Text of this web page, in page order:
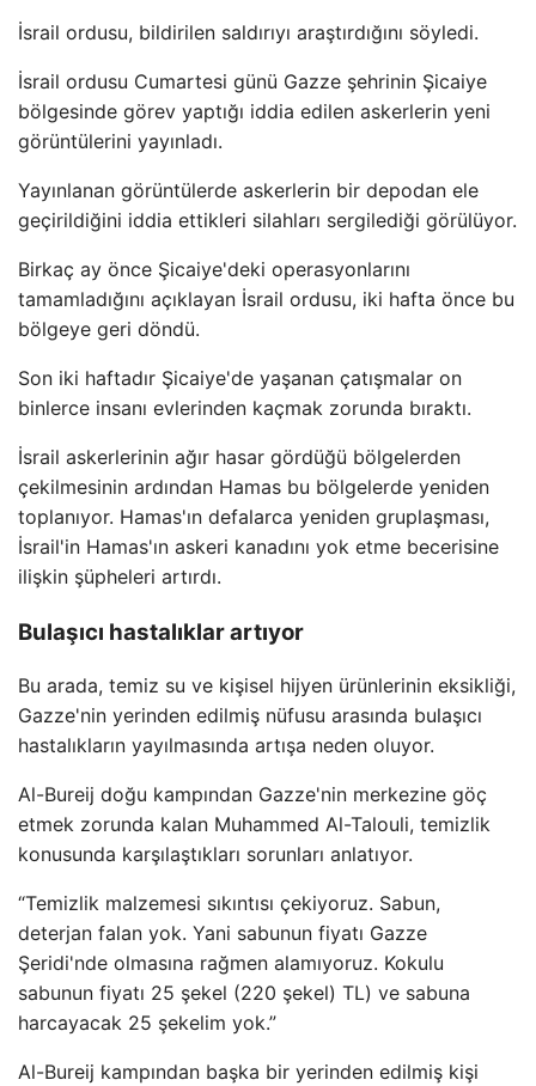
İsrail ordusu, bildirilen saldırıyı araştırdığını söyledi.
İsrail ordusu Cumartesi günü Gazze şehrinin Şicaiye
bölgesinde görev yaptığı iddia edilen askerlerin yeni
görüntülerini yayınladı.
Yayınlanan görüntülerde askerlerin bir depodan ele
geçirildiğini iddia ettikleri silahları sergilediği görülüyor.
Birkaç ay önce Şicaiye'deki operasyonlarını
tamamladığını açıklayan İsrail ordusu, iki hafta önce bu
bölgeye geri döndü.
Son iki haftadır Şicaiye'de yaşanan çatışmalar on
binlerce insanı evlerinden kaçmak zorunda bıraktı.
İsrail askerlerinin ağır hasar gördüğü bölgelerden
çekilmesinin ardından Hamas bu bölgelerde yeniden
toplanıyor. Hamas'ın defalarca yeniden gruplaşması,
İsrail'in Hamas'ın askeri kanadını yok etme becerisine
ilişkin şüpheleri artırdı.
Bulaşıcı hastalıklar artıyor
Bu arada, temiz su ve kişisel hijyen ürünlerinin eksikliği,
Gazze'nin yerinden edilmiş nüfusu arasında bulaşıcı
hastalıkların yayılmasında artışa neden oluyor.
Al-Bureij doğu kampından Gazze'nin merkezine göç
etmek zorunda kalan Muhammed Al-Talouli, temizlik
konusunda karşılaştıkları sorunları anlatıyor.
“Temizlik malzemesi sıkıntısı çekiyoruz. Sabun,
deterjan falan yok. Yani sabunun fiyatı Gazze
Şeridi'nde olmasına rağmen alamıyoruz. Kokulu
sabunun fiyatı 25 şekel (220 şekel) TL) ve sabuna
harcayacak 25 şekelim yok.”
Al-Bureij kampından başka bir yerinden edilmiş kişi